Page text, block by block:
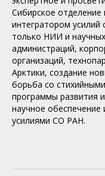
Сибирское
интегратором
только НИИ и
администраций,
организаций,
Арктики, создание
борьба со
программы развития
научное
усилиями СО РАН.